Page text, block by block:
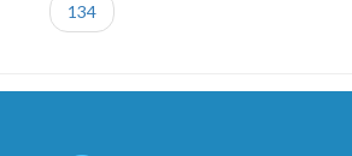
134